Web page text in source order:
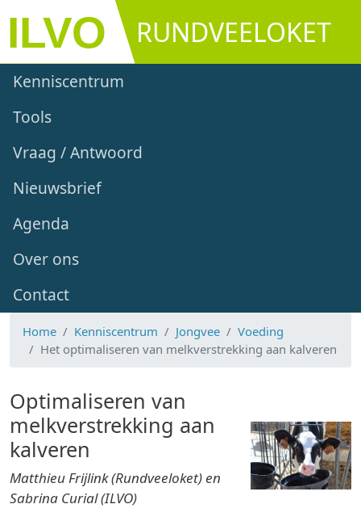
Overslaan en naar de inhoud gaan
RUNDVEELOKET
Main navigation
Kenniscentrum
Tools
Vraag / Antwoord
Nieuwsbrief
Agenda
Over ons
Contact
Home Kenniscentrum Jongvee
Voeding
Het optimaliseren van melkverstrekking aan kalveren
Optimaliseren van
melkverstrekking aan
kalveren
Matthieu Frijlink (Rundveeloket) en
Sabrina Curial (ILVO)